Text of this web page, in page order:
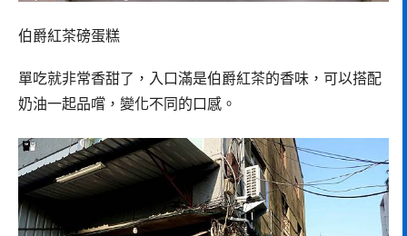
伯爵紅茶磅蛋糕
單吃就非常香甜了，入口滿是伯爵紅茶的香味，可以搭配
奶油一起品嚐，變化不同的口感。